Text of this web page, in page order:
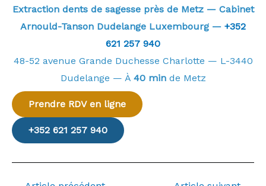
Extraction dents de sagesse près de Metz — Cabinet
Arnould-Tanson Dudelange Luxembourg — +352
621 257 940
48-52 avenue Grande Duchesse Charlotte — L-3440
Dudelange — À 40 minde Metz
Prendre RDV en ligne
+352 621 257 940